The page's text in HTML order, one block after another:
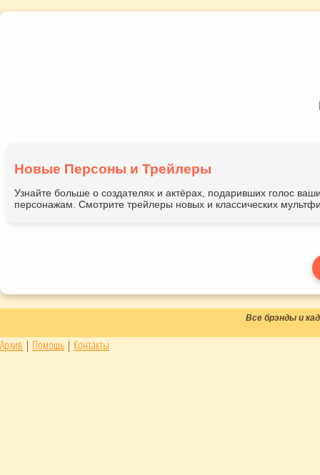
Новые Персоны и Трейлеры
Узнайте больше о создателях и актёрах, подаривших голос
персонажам. Смотрите трейлеры новых и классических
Все брэнды и
Архив | Помощь | Контакты